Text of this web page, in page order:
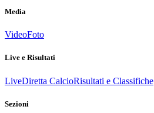
Media
VideoFoto
Live e Risultati
LiveDiretta CalcioRisultati e Classifiche
Sezioni